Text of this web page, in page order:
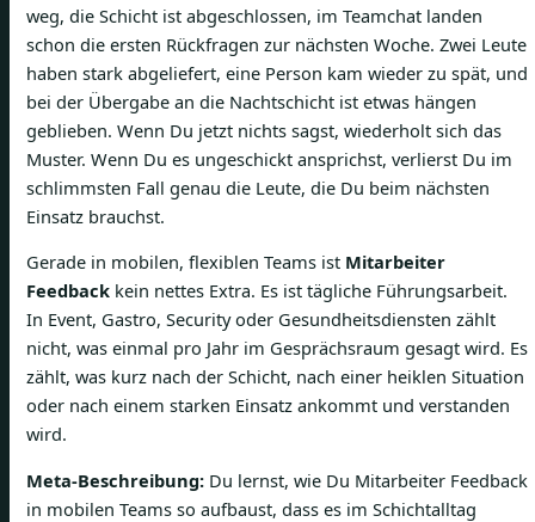
weg, die Schicht ist abgeschlossen, im Teamchat landen
schon die ersten Rückfragen zur nächsten Woche. Zwei Leute
haben stark abgeliefert, eine Person kam wieder zu spät, und
bei der Übergabe an die Nachtschicht ist etwas hängen
geblieben. Wenn Du jetzt nichts sagst, wiederholt sich das
Muster. Wenn Du es ungeschickt ansprichst, verlierst Du im
schlimmsten Fall genau die Leute, die Du beim nächsten
Einsatz brauchst.
Gerade in mobilen, flexiblen Teams ist Mitarbeiter
Feedback kein nettes Extra. Es ist tägliche Führungsarbeit.
In Event, Gastro, Security oder Gesundheitsdiensten zählt
nicht, was einmal pro Jahr im Gesprächsraum gesagt wird. Es
zählt, was kurz nach der Schicht, nach einer heiklen Situation
oder nach einem starken Einsatz ankommt und verstanden
wird.
Meta-Beschreibung: Du lernst, wie Du Mitarbeiter Feedback
in mobilen Teams so aufbaust, dass es im Schichtalltag